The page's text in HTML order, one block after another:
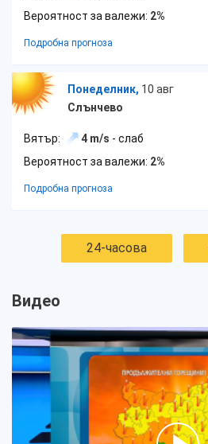
Вероятност за валежи: 2%
Подробна прогноза
Понеделник, 10 авг
Слънчево
Вятър: 4 m/s - слаб
Вероятност за валежи: 2%
Подробна прогноза
24-часова
Видео